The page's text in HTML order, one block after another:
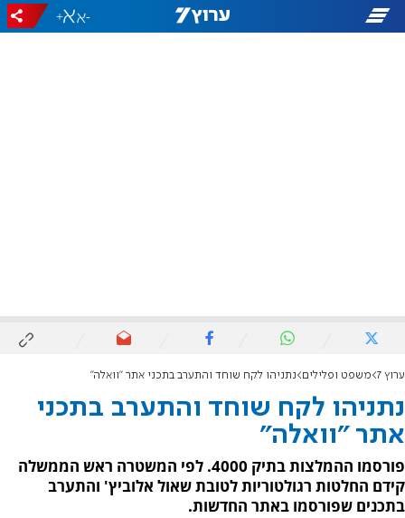
-
+
ערוץ 7 משפט ופלילים נתניהו לקח שוחד והתערב בתכני אתר "וואלה"
נתניהו לקח שוחד והתערב בתכני
אתר "וואלה"
פורסמו ההמלצות בתיק 4000. לפי המשטרה ראש הממשלה
קידם החלטות רגולטוריות לטובת שאול אלוביץ' והתערב
בתכנים שפורסמו באתר החדשות.